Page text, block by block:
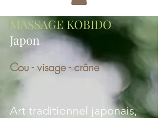
MASSAGE KOBIDO
Japon
Cou - visage - crâne
Art traditionnel japonais,